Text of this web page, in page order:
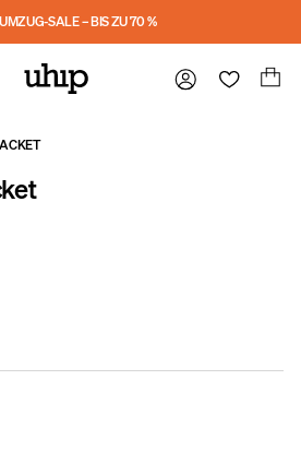
SALE – BIS ZU 70 %